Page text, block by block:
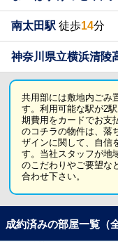
南太田駅 徒歩14分
神奈川県立横浜清陵
共用部には敷地内ごみ
す。利用可能な駅が2
期費用をカードでお支
のコチラの物件は、落
ザインに関して、自信
す。当社スタッフが地
のこだわりやご要望な
合わせ下さい。
成約済みの部屋一覧（